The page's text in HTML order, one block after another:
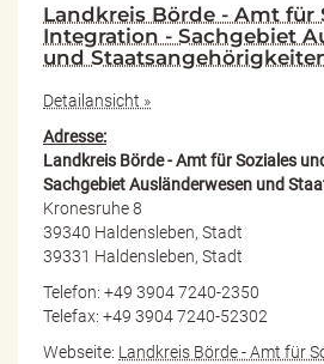
Landkreis Börde - Amt für
Integration - Sachgebiet
und
Detailansicht »
Adresse:
Landkreis Börde - Amt für Soziales
Sachgebiet Ausländerwesen und
Kronesruhe 8
39340 Haldensleben, Stadt
39331 Haldensleben, Stadt
Telefon: +49 3904 7240-2350
Telefax: +49 3904 7240-52302
Webseite: Landkreis Börde - Amt für